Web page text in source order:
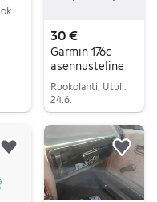
30 €
Garmin 176c
asennusteline
24.6.
Lisää suosikiksi.